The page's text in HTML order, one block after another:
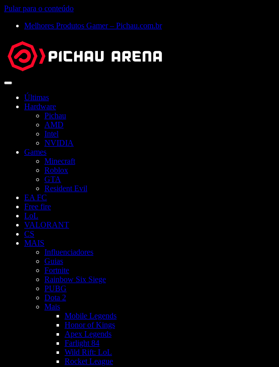
Pular para o conteúdo
Melhores Produtos Gamer – Pichau.com.br
Abrir
Últimas
Hardware
Pichau
AMD
Intel
NVIDIA
Games
Minecraft
Roblox
GTA
Resident Evil
EA FC
Free fire
LoL
VALORANT
CS
MAIS
Influenciadores
Guias
Fortnite
Rainbow Six Siege
PUBG
Dota 2
Mais
Mobile Legends
Honor of Kings
Apex Legends
Farlight 84
Wild Rift: LoL
Rocket League